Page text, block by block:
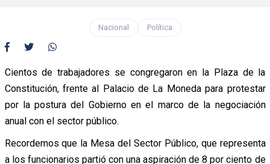
Nacional Política
Cientos de trabajadores se congregaron en la Plaza de la
Constitución, frente al Palacio de La Moneda para protestar
por la postura del Gobierno en el marco de la negociación
anual con el sector público.
Recordemos que la Mesa del Sector Público, que representa
a los funcionarios partió con una aspiración de 8 por ciento de